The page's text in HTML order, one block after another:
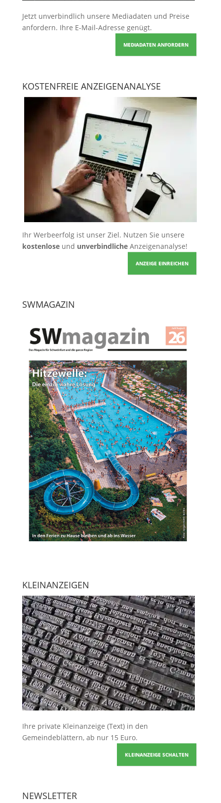
Jetzt unverbindlich unsere Mediadaten und Preise
anfordern. Ihre E-Mail-Adresse genügt.
MEDIADATEN ANFORDERN
KOSTENFREIE ANZEIGENANALYSE
Ihr Werbeerfolg ist unser Ziel. Nutzen Sie unsere
kostenloseund unverbindlicheAnzeigenanalyse!
ANZEIGE EINREICHEN
SWMAGAZIN
KLEINANZEIGEN
Ihre private Kleinanzeige (Text) in den
Gemeindeblättern, ab nur 15 Euro.
KLEINANZEIGE SCHALTEN
NEWSLETTER